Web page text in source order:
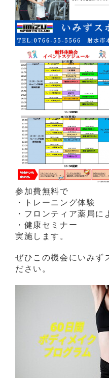
参加費無料で
・トレーニング体験
・フロンティア薬局に
・健康セミナー
実施します。
ぜひこの機会にいみず
ださい。